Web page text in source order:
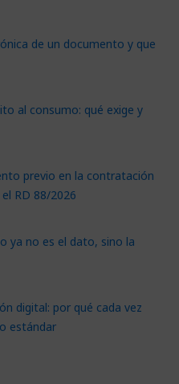
de un documento y que
al consumo: qué exige y
previo en la contratación
RD 88/2026
ya no es el dato, sino la
digital: por qué cada vez
estándar